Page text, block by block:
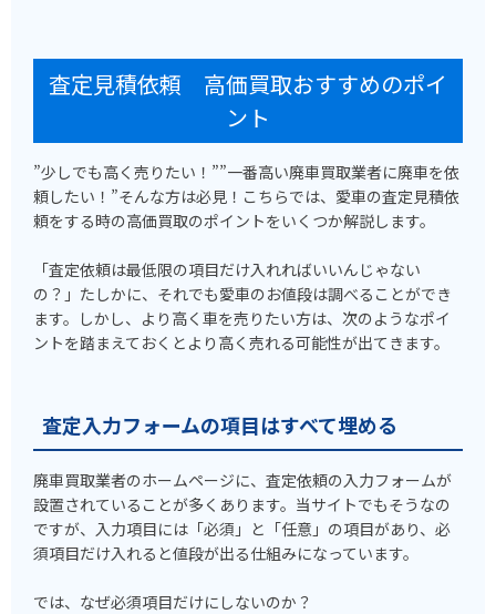
査定見積依頼 高価買取おすすめのポイ
ント
”少しでも高く売りたい！””一番高い廃車買取業者に廃車を依
頼したい！”そんな方は必見！こちらでは、愛車の査定見積依
頼をする時の高価買取のポイントをいくつか解説します。
「査定依頼は最低限の項目だけ入れればいいんじゃない
の？」たしかに、それでも愛車のお値段は調べることができ
ます。しかし、より高く車を売りたい方は、次のようなポイ
ントを踏まえておくとより高く売れる可能性が出てきます。
査定入力フォームの項目はすべて埋める
廃車買取業者のホームページに、査定依頼の入力フォームが
設置されていることが多くあります。当サイトでもそうなの
ですが、入力項目には「必須」と「任意」の項目があり、必
須項目だけ入れると値段が出る仕組みになっています。
では、なぜ必須項目だけにしないのか？